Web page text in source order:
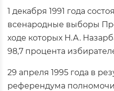
1 декабря 1991 года
всенародные выборы
ходе которых Н.А.
98,7 процента
29 апреля 1995 года в
референдума